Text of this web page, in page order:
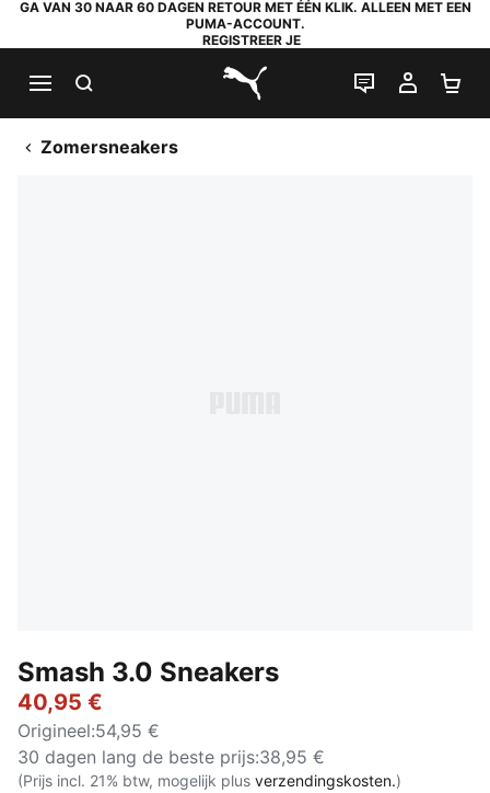
GA VAN 30 NAAR 60 DAGEN RETOUR MET ÉÉN KLIK. ALLEEN MET EEN
PUMA-ACCOUNT.
REGISTREER JE
PUMA.com
LIVE CHAT
MIJN
Zomersneakers
Smash 3.0 Sneakers
40,95 €
Origineel:54,95 €
30 dagen lang de beste prijs:38,95 €
(Prijs incl. 21% btw, mogelijk plus verzendingskosten.)